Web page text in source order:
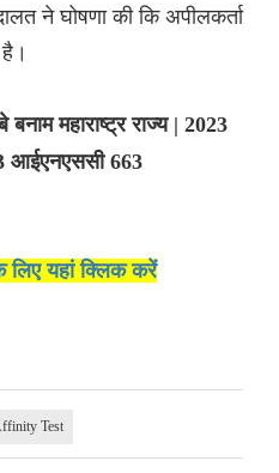
ने घोषणा की कि अपीलकर्ता
महाराष्ट्र राज्य | 2023
आईएनएससी 663
लिए यहां क्लिक करें
Test